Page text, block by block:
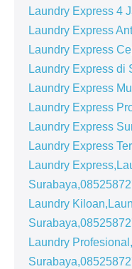
Laundry Express 4
Laundry Express
Laundry Express
Laundry Express di
Laundry Express
Laundry Express
Laundry Express
Laundry Express
Laundry
Laundry
Laundry